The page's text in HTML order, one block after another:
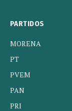
PARTIDOS
MORENA
PT
PVEM
PAN
PRI